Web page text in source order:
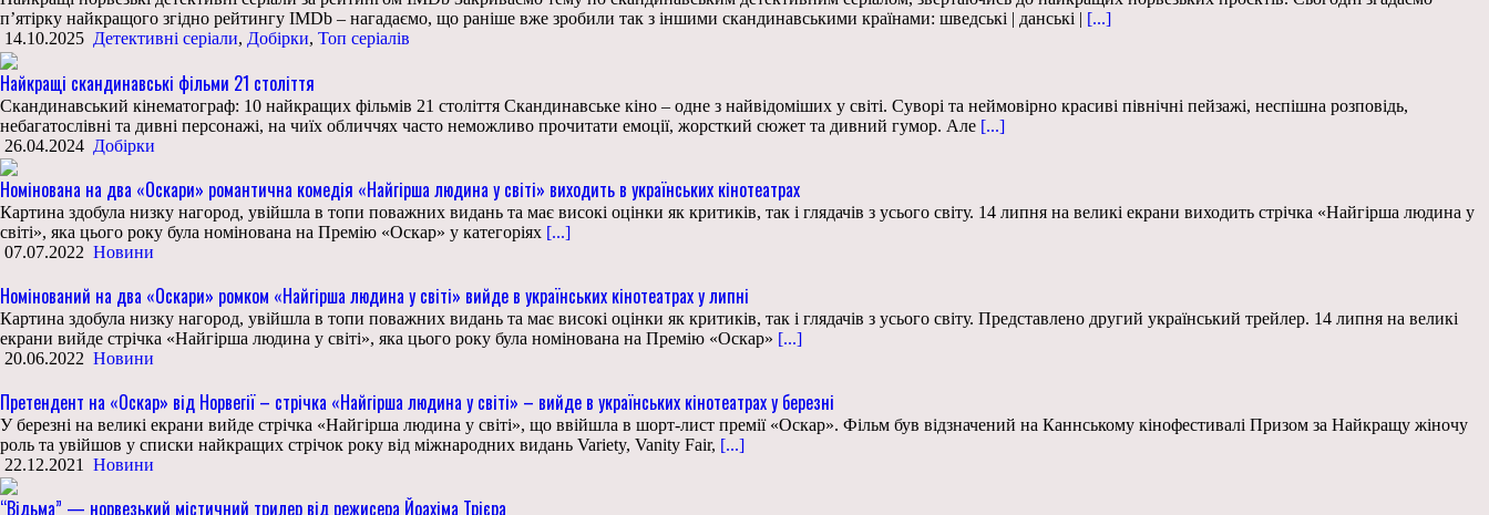
п’ятірку найкращого згідно рейтингу IMDb – нагадаємо, що раніше вже зробили так з іншими скандинавськими країнами: шведські | данські | [...]
14.10.2025 Детективні серіали, Добірки, Топ серіалів
Найкращі скандинавські фільми 21 століття
Скандинавський кінематограф: 10 найкращих фільмів 21 століття Скандинавське кіно – одне з найвідоміших у світі. Суворі та неймовірно красиві північні пейзажі, неспішна розповідь,
небагатослівні та дивні персонажі, на чиїх обличчях часто неможливо прочитати емоції, жорсткий сюжет та дивний гумор. Але [...]
26.04.2024 Добірки
Номінована на два «Оскари» романтична комедія «Найгірша людина у світі» виходить в українських кінотеатрах
Картина здобула низку нагород, увійшла в топи поважних видань та має високі оцінки як критиків, так і глядачів з усього світу. 14 липня на великі екрани виходить стрічка «Найгірша людина у
світі», яка цього року була номінована на Премію «Оскар» у категоріях [...]
07.07.2022 Новини
Номінований на два «Оскари» ромком «Найгірша людина у світі» вийде в українських кінотеатрах у липні
Картина здобула низку нагород, увійшла в топи поважних видань та має високі оцінки як критиків, так і глядачів з усього світу. Представлено другий український трейлер. 14 липня на великі
екрани вийде стрічка «Найгірша людина у світі», яка цього року була номінована на Премію «Оскар» [...]
20.06.2022 Новини
Претендент на «Оскар» від Норвегії – стрічка «Найгірша людина у світі» – вийде в українських кінотеатрах у березні
У березні на великі екрани вийде стрічка «Найгірша людина у світі», що ввійшла в шорт-лист премії «Оскар». Фільм був відзначений на Каннському кінофестивалі Призом за Найкращу жіночу
роль та увійшов у списки найкращих стрічок року від міжнародних видань Variety, Vanity Fair, [...]
22.12.2021
Новини
“Відьма” — норвезький містичний трилер від режисера Йоахіма Трієра